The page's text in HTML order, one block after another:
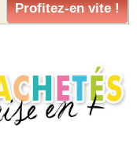
Profitez-en vite !